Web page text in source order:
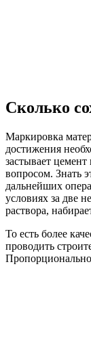
Сколько
Маркировка
достижения
застывает
вопросом. Знать
дальнейших
условиях за две
раствора,
То есть более
проводить
Пропорционально